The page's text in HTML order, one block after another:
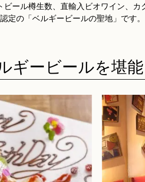
ール樽生数、直輸入ビオワイン、カ
定の「ベルギービールの聖地」です。
ギービールを堪能